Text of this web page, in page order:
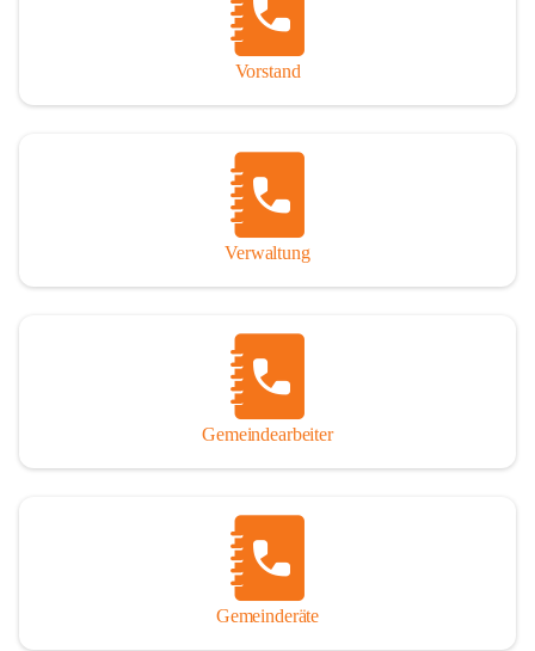
Vorstand
Verwaltung
Gemeindearbeiter
Gemeinderäte